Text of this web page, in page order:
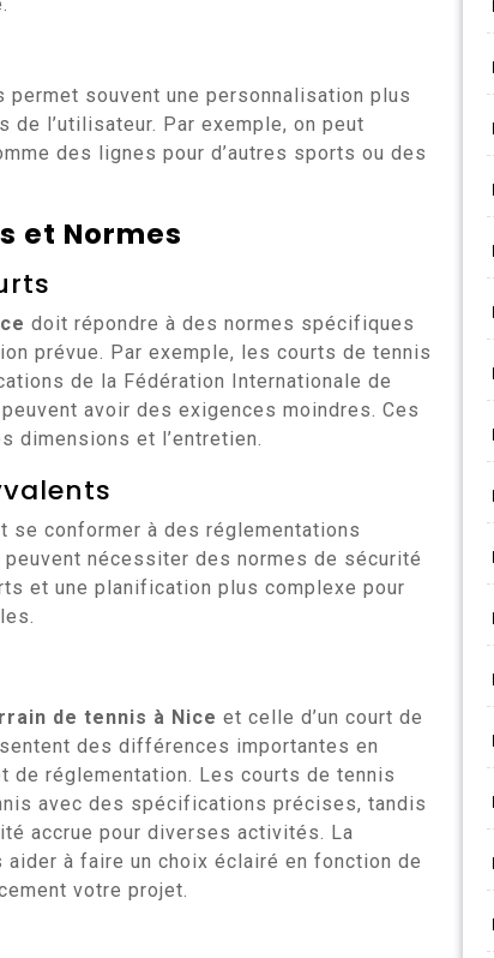
permet souvent une personnalisation plus
l’utilisateur. Par exemple, on peut
des lignes pour d’autres sports ou des
et Normes
doit répondre à des normes spécifiques
prévue. Par exemple, les courts de tennis
de la Fédération Internationale de
avoir des exigences moindres. Ces
dimensions et l’entretien.
se conformer à des réglementations
nécessiter des normes de sécurité
et une planification plus complexe pour
de tennis à Nice et celle d’un court de
des différences importantes en
de réglementation. Les courts de tennis
avec des spécifications précises, tandis
accrue pour diverses activités. La
à faire un choix éclairé en fonction de
votre projet.